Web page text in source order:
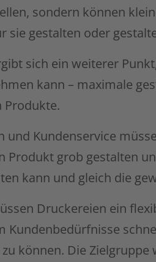
sondern können
sie gestalten oder
sich ein weiterer
kann – maximale
Produkte.
und Kundenservice
Produkt grob gestalten
kann und gleich die
Druckereien ein
Kundenbedürfnisse
können. Die